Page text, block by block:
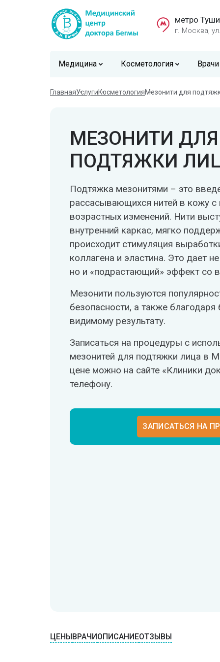
метро
г. Москва,
Медицина Косметология Врачи
ГлавнаяУслугиКосметологияМезонити для
МЕЗОНИТИ ДЛЯ
ПОДТЯЖКИ
Подтяжка мезонитями – это
рассасывающихся нитей в кожу
возрастных изменений. Нити
внутренний каркас, мягко
происходит стимуляция
коллагена и эластина. Это дает
но и «подрастающий» эффект со
Мезонити пользуются
безопасности, а также
видимому результату.
Записаться на процедуры с
мезонитей для подтяжки лица в
цене можно на сайте «Клиники
телефону.
ЗАПИСАТЬСЯ НА
ЦЕНЫВРАЧИОПИСАНИЕОТЗЫВЫ